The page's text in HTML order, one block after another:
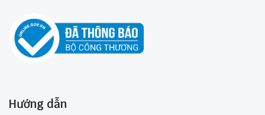
Hướng dẫn